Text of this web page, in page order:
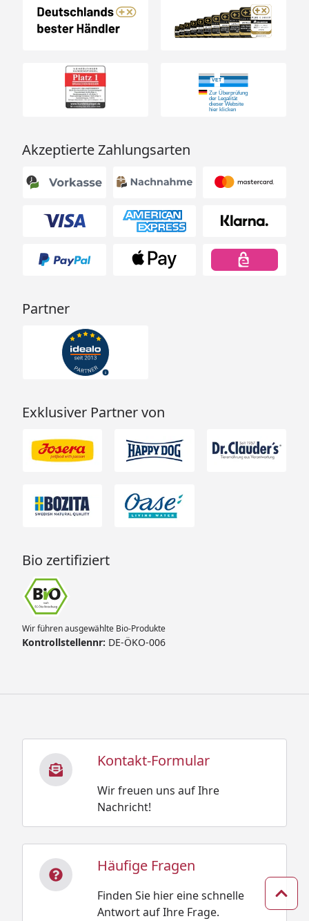
Akzeptierte Zahlungsarten
Partner
Exklusiver Partner von
Bio zertifiziert
Wir führen ausgewählte Bio-Produkte
Kontrollstellennr: DE-ÖKO-006
Kontakt-Formular
Wir freuen uns auf Ihre
Nachricht!
Häufige Fragen
Finden Sie hier eine schnelle
Antwort auf Ihre Frage.